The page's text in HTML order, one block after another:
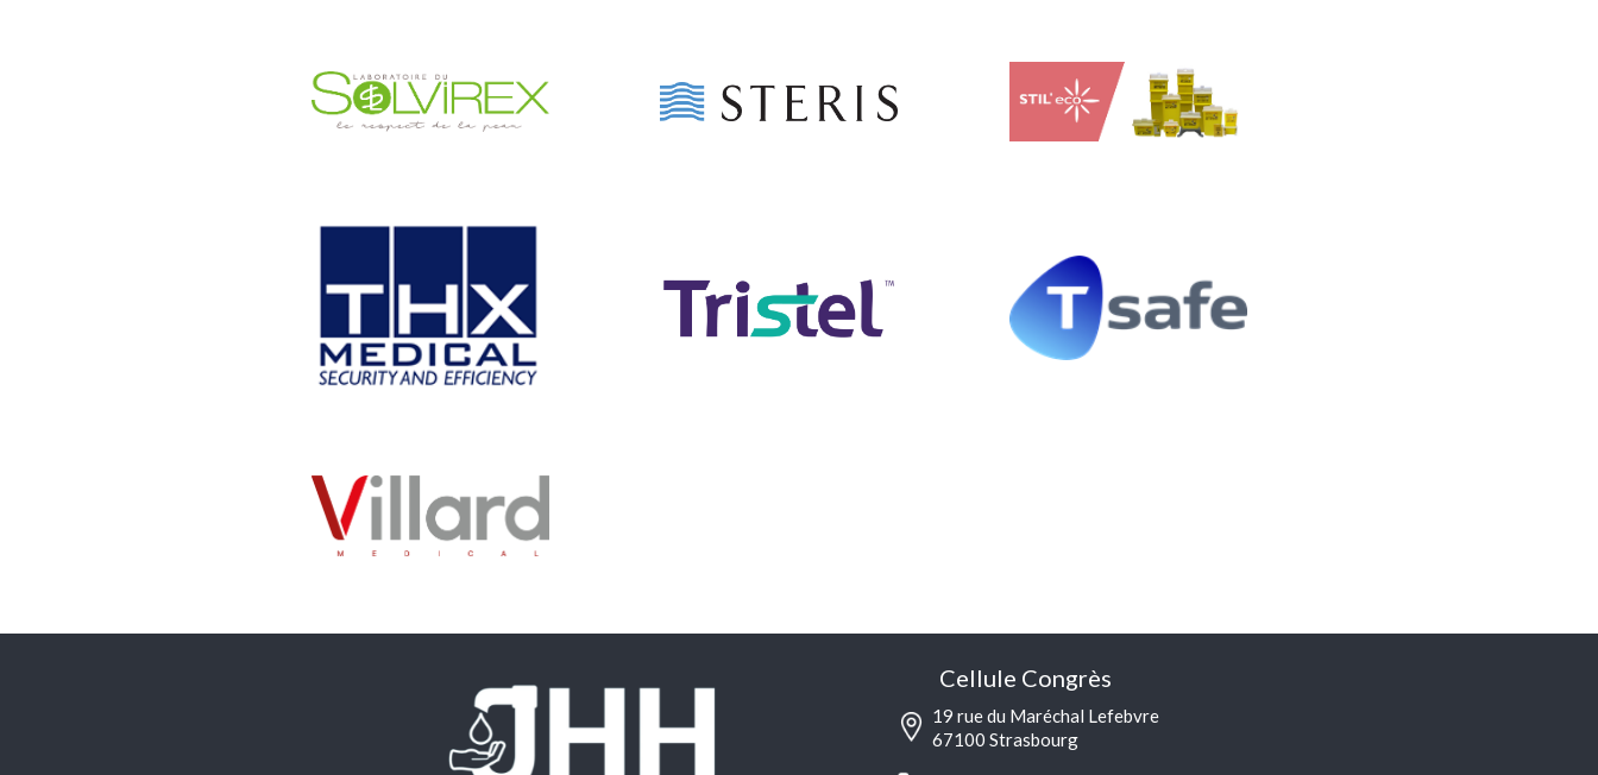
Cellule Congrès
19 rue du Maréchal Lefebvre
67100 Strasbourg